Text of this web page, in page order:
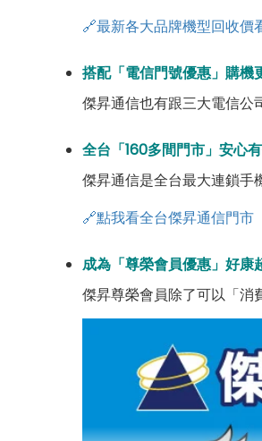
🔗最新各大品牌機型回收價
搭配「電信門號優惠」購機
傑昇通信也有跟三大電信公
全台「160多間門市」安心
傑昇通信是全台最大連鎖手
🔗點我看全台傑昇通信門市
成為「尊榮會員優惠」好康
傑昇尊榮會員除了可以「消